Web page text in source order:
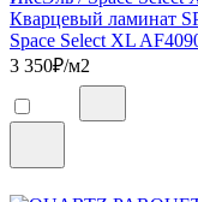
Кварцевый ламинат
Space Select XL
3 350₽/м2